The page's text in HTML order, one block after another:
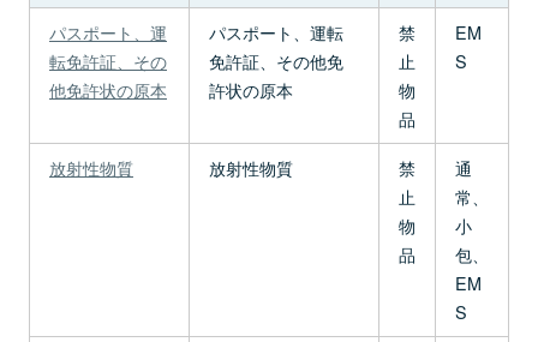
パスポート、運
転免許証、その
他免許状の原本
パスポート、運転
免許証、その他免
許状の原本
禁
止
物
品
EM
S
放射性物質 放射性物質
禁
止
物
品
通
常、
小
包、
EM
S